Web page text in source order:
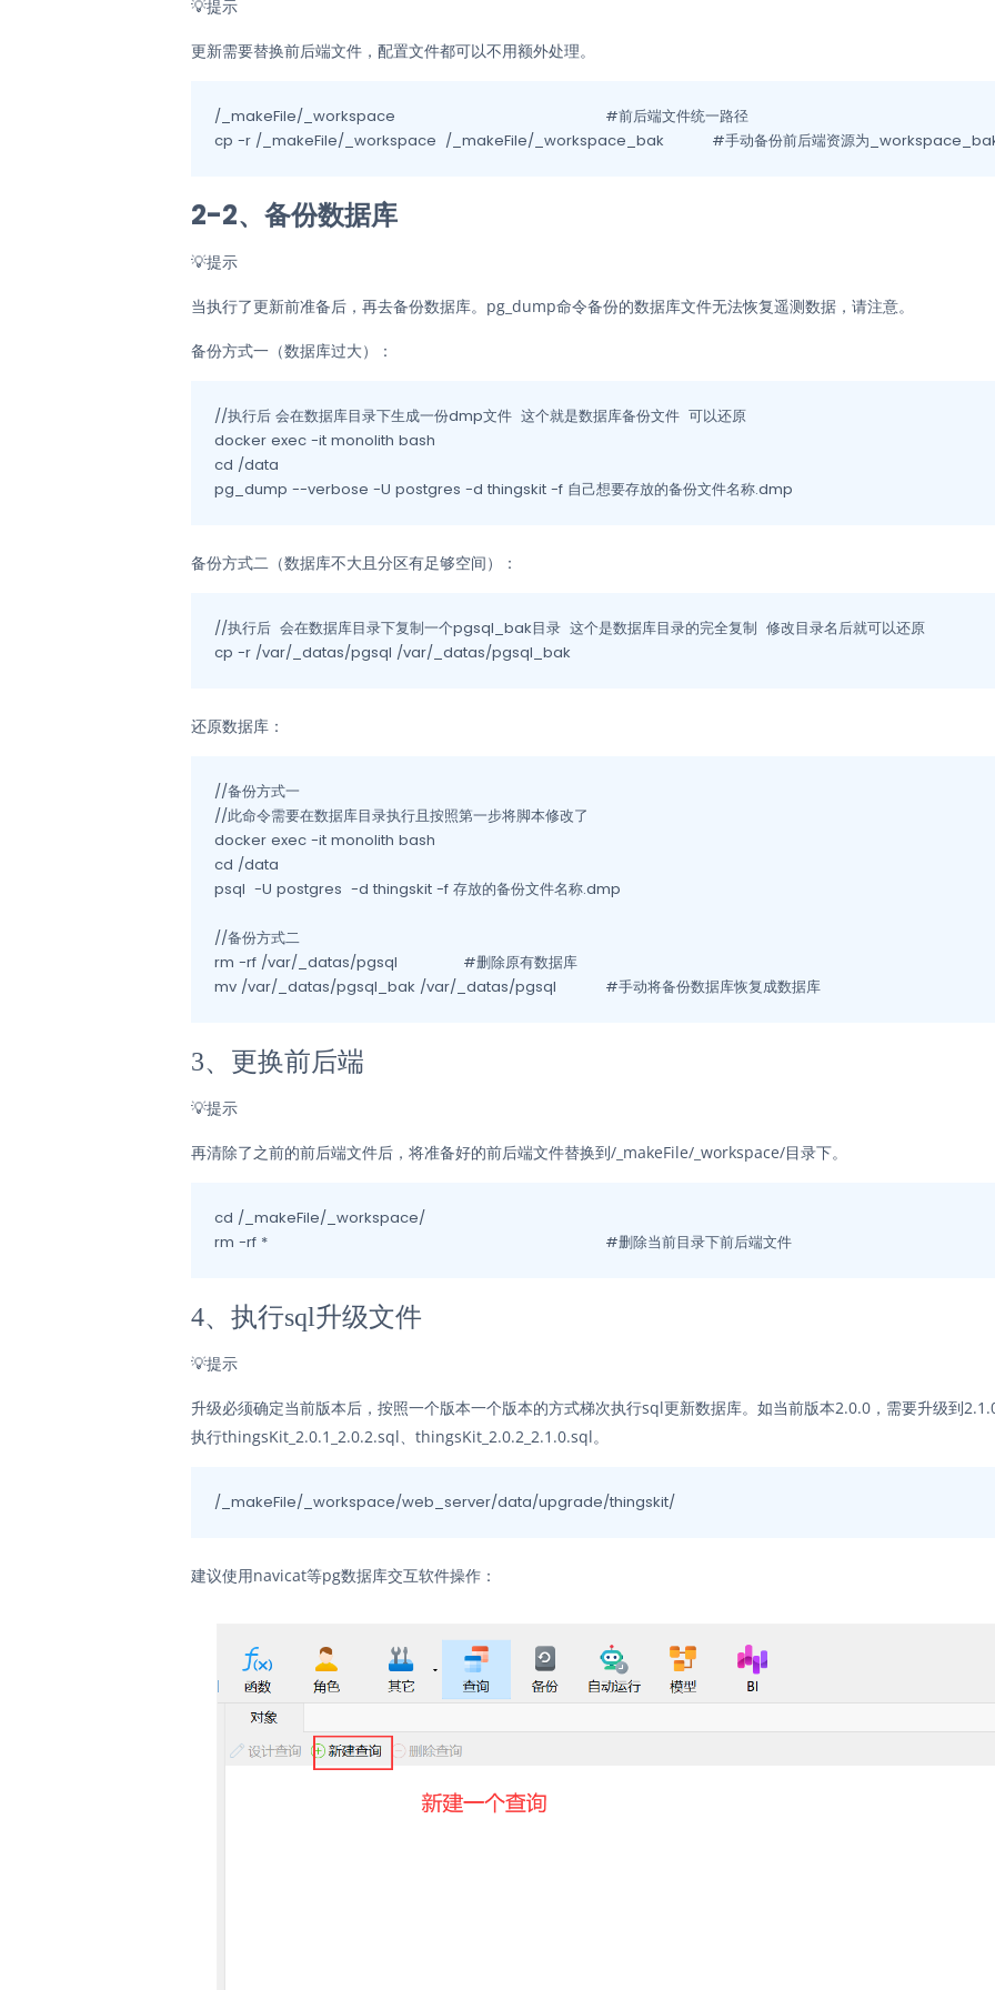
💡提示
更新需要替换前后端文件，配置文件都可以不用额外处理。
/_makeFile/_workspace						#前后端文件统一路径
cp -r /_makeFile/_workspace  /_makeFile/_workspace_bak		#手动备份前后端资源为
2-2、备份数据库
💡提示
当执行了更新前准备后，再去备份数据库。pg_dump命令备份的数据库文件无法恢复遥测数据，请注意。
备份方式一（数据库过大）：
//执行后 会在数据库目录下生成一份dmp文件  这个就是数据库备份文件  可以还原
docker exec -it monolith bash
cd /data
pg_dump --verbose -U postgres -d thingskit -f 自己想要存放的备份文件名称.dmp
备份方式二（数据库不大且分区有足够空间）：
//执行后  会在数据库目录下复制一个pgsql_bak目录  这个是数据库目录的完全复制  修改目录名后就可以还原
cp -r /var/_datas/pgsql /var/_datas/pgsql_bak
还原数据库：
//备份方式一
//此命令需要在数据库目录执行且按照第一步将脚本修改了
docker exec -it monolith bash
cd /data
psql  -U postgres  -d thingskit -f 存放的备份文件名称.dmp
//备份方式二
rm -rf /var/_datas/pgsql		#删除原有数据库
mv /var/_datas/pgsql_bak /var/_datas/pgsql		#手动将备份数据库恢复成数据库
3、更换前后端
💡提示
再清除了之前的前后端文件后，将准备好的前后端文件替换到/_makeFile/_workspace/目录下。
cd /_makeFile/_workspace/
rm -rf *										#删除当前目录下前后端文件
4、执行sql升级文件
💡提示
升级必须确定当前版本后，按照一个版本一个版本的方式梯次执行sql更新数据库。如当前版本2.0.0，需要升级到
执行thingsKit_2.0.1_2.0.2.sql、thingsKit_2.0.2_2.1.0.sql。
/_makeFile/_workspace/web_server/data/upgrade/thingskit/
建议使用navicat等pg数据库交互软件操作：